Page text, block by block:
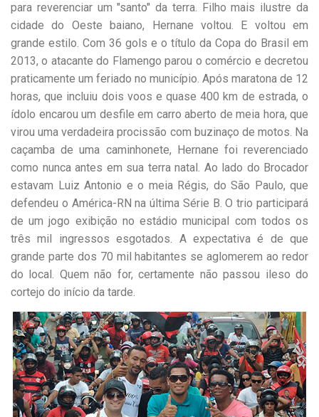
para reverenciar um "santo" da terra. Filho mais ilustre da
cidade do Oeste baiano, Hernane voltou. E voltou em
grande estilo. Com 36 gols e o título da Copa do Brasil em
2013, o atacante do Flamengo parou o comércio e decretou
praticamente um feriado no município. Após maratona de 12
horas, que incluiu dois voos e quase 400 km de estrada, o
ídolo encarou um desfile em carro aberto de meia hora, que
virou uma verdadeira procissão com buzinaço de motos. Na
caçamba de uma caminhonete, Hernane foi reverenciado
como nunca antes em sua terra natal. Ao lado do Brocador
estavam Luiz Antonio e o meia Régis, do São Paulo, que
defendeu o América-RN na última Série B. O trio participará
de um jogo exibição no estádio municipal com todos os
três mil ingressos esgotados. A expectativa é de que
grande parte dos 70 mil habitantes se aglomerem ao redor
do local. Quem não for, certamente não passou ileso do
cortejo do início da tarde.